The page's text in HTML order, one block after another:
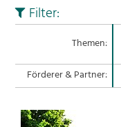
Filter:
Themen:
Förderer & Partner: